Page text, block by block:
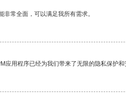
非常全面，可以满足我所有需求。
应用程序已经为我们带来了无限的隐私保护和